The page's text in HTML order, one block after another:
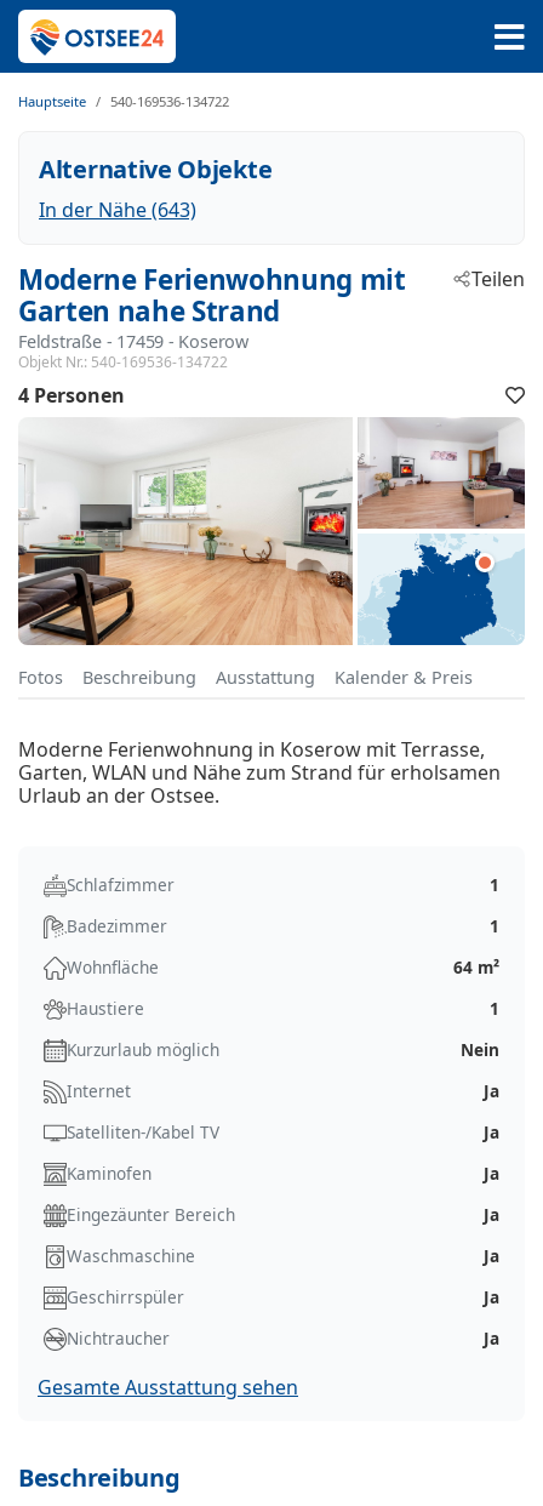
Hauptseite 540-169536-134722
Alternative Objekte
In der Nähe (643)
Moderne Ferienwohnung mit
Garten nahe Strand
Feldstraße - 17459 - Koserow
Objekt Nr.: 540-169536-134722
Teilen
4 Personen
Fotos Beschreibung Ausstattung Kalender & Preis
Moderne Ferienwohnung in Koserow mit Terrasse,
Garten, WLAN und Nähe zum Strand für erholsamen
Urlaub an der Ostsee.
Schlafzimmer
1
Badezimmer
1
Wohnfläche
64 m²
Haustiere
1
Kurzurlaub möglich
Nein
Internet
Ja
Satelliten-/Kabel TV
Ja
Kaminofen
Ja
Eingezäunter Bereich
Ja
Waschmaschine
Ja
Geschirrspüler
Ja
Nichtraucher
Ja
Gesamte Ausstattung sehen
Beschreibung